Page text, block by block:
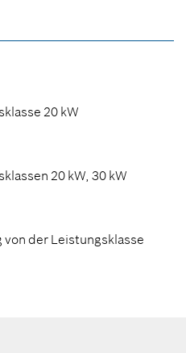
20 kW
20 kW, 30 kW
der Leistungsklasse